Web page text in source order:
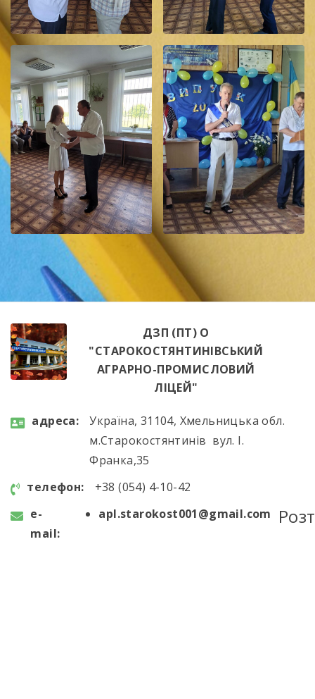
ДЗП (ПТ) О
"СТАРОКОСТЯНТИНІВСЬКИЙ
АГРАРНО-ПРОМИСЛОВИЙ
ЛІЦЕЙ"
aдресa:
Україна, 31104, Хмельницька обл.
м.Старокостянтинів вул. І.
Франка,35
телефон:
+38 (054) 4-10-42
e-
mail:
apl.starokost001@gmail.com